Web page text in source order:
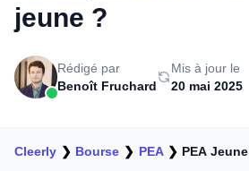
jeune ?
Rédigé par
Benoît Fruchard
Mis à jour le
20 mai 2025
Cleerly ❯ Bourse ❯ PEA❯ PEA Jeune